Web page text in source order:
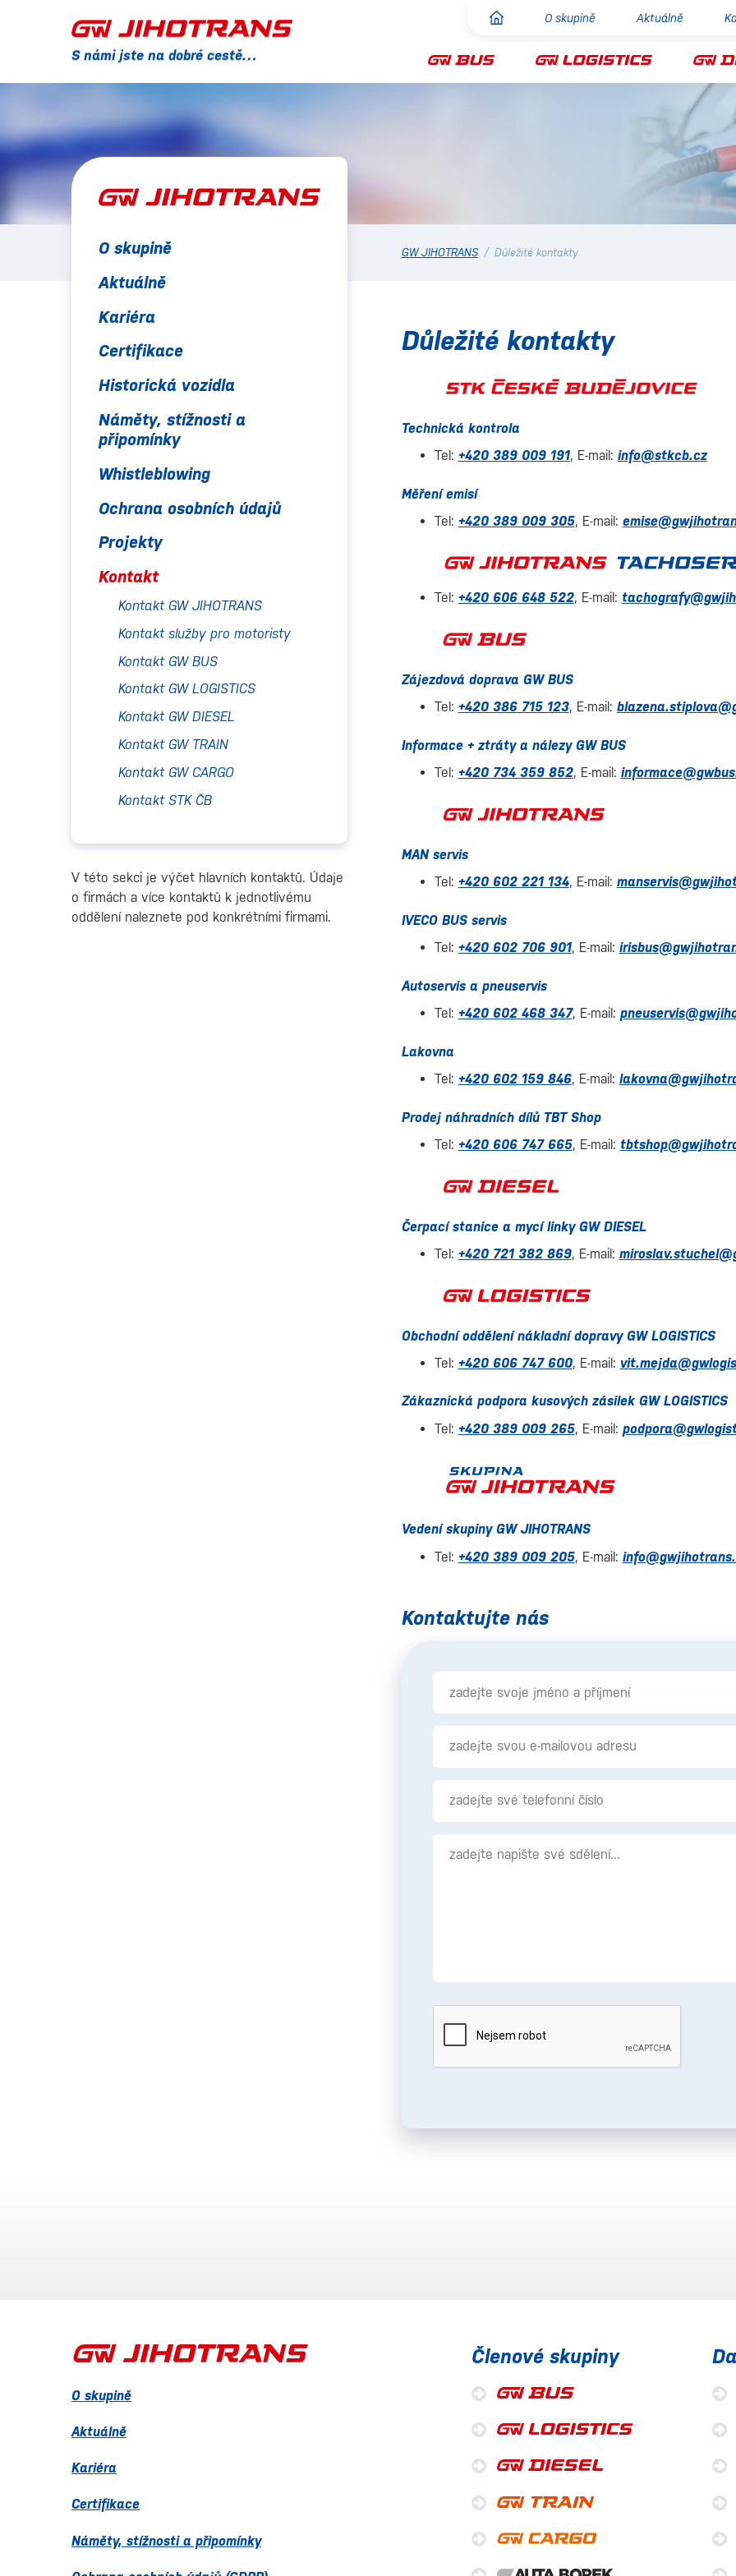
S námi jste na dobré cestě…
O skupině Aktuálně
GW JIHOTRANS/ Důležité kontakty
O skupině
Aktuálně
Kariéra
Certifikace
Historická vozidla
Náměty, stížnosti a
připomínky
Whistleblowing
Ochrana osobních údajů
Projekty
Kontakt
Kontakt GW JIHOTRANS
Kontakt služby pro motoristy
Kontakt GW BUS
Kontakt GW LOGISTICS
Kontakt GW DIESEL
Kontakt GW TRAIN
Kontakt GW CARGO
Kontakt STK ČB
V této sekci je výčet hlavních kontaktů. Údaje
o firmách a více kontaktů k jednotlivému
oddělení naleznete pod konkrétními firmami.
Důležité kontakty
Technická kontrola
Tel: +420 389 009 191, E-mail: info@stkcb.cz
Měření emisí
Tel: +420 389 009 305, E-mail:
Tel: +420 606 648 522, E-mail:
Zájezdová doprava GW BUS
Tel: +420 386 715 123, E-mail:
Informace + ztráty a nálezy GW BUS
Tel: +420 734 359 852, E-mail:
MAN servis
Tel: +420 602 221 134, E-mail:
IVECO BUS servis
Tel: +420 602 706 901, E-mail:
Autoservis a pneuservis
Tel: +420 602 468 347, E-mail:
Lakovna
Tel: +420 602 159 846, E-mail:
Prodej náhradních dílů TBT Shop
Tel: +420 606 747 665, E-mail:
Čerpací stanice a mycí linky GW DIESEL
Tel: +420 721 382 869, E-mail:
Obchodní oddělení nákladní dopravy GW LOGISTICS
Tel: +420 606 747 600, E-mail:
Zákaznická podpora kusových zásilek GW LOGISTICS
Tel: +420 389 009 265, E-mail:
Vedení skupiny GW JIHOTRANS
Tel: +420 389 009 205, E-mail:
Kontaktujte nás
O skupině
Aktuálně
Kariéra
Certifikace
Náměty, stížnosti a připomínky
Členové skupiny